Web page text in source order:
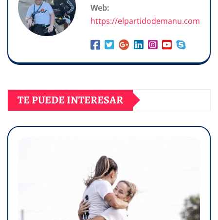
Web:
https://elpartidodemanu.com
TE PUEDE INTERESAR